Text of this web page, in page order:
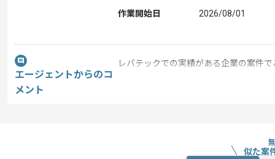
作業開始日
2026/08/01
エージェントからのコ
メント
レバテックでの実績がある企業の案件
新しいアイディアや技術を積極的に導入
似た案